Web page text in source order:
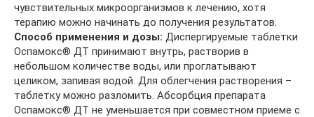
чувствительных микроорганизмов к лечению, хотя
терапию можно начинать до получения результатов.
Способ применения и дозы: Диспергируемые таблетки
Оспамокс® ДТ принимают внутрь, растворив в
небольшом количестве воды, или проглатывают
целиком, запивая водой. Для облегчения растворения –
таблетку можно разломить. Абсорбция препарата
Оспамокс® ДТ не уменьшается при совместном приеме с